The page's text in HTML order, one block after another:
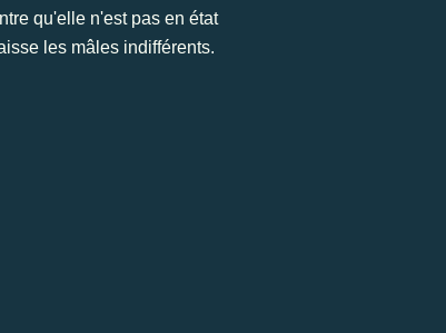
qu'elle n'est pas en état
les mâles indifférents.